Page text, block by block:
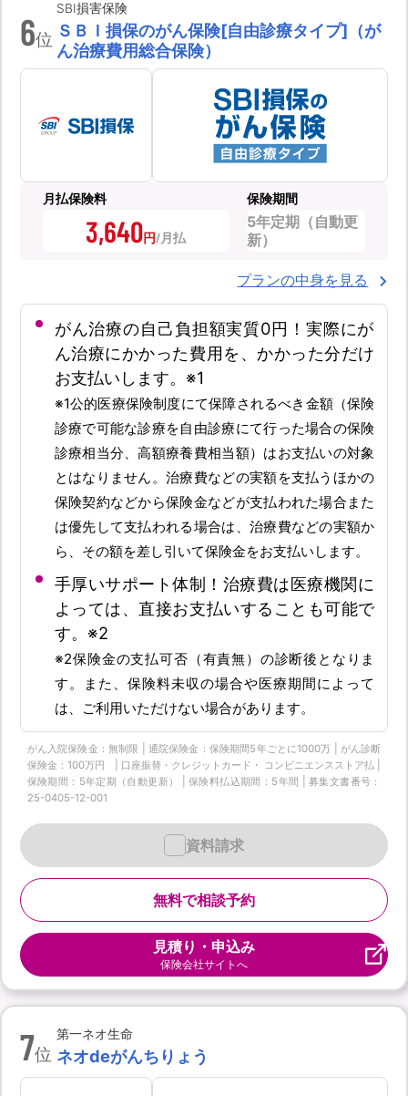
6位
SBI損害保険
ＳＢＩ損保のがん保険[自由診療タイプ]（が
ん治療費用総合保険）
月払保険料
3,640円
保険期間
5年定期（自動更
新）
プランの中身を見る
がん治療の自己負担額実質0円！実際にが
ん治療にかかった費用を、かかった分だけ
お支払いします。※1
※1公的医療保険制度にて保障されるべき金額（保険
診療で可能な診療を自由診療にて行った場合の保険
診療相当分、高額療養費相当額）はお支払いの対象
とはなりません。治療費などの実額を支払うほかの
保険契約などから保険金などが支払われた場合また
は優先して支払われる場合は、治療費などの実額か
ら、その額を差し引いて保険金をお支払いします。
手厚いサポート体制！治療費は医療機関に
よっては、直接お支払いすることも可能で
す。※2
※2保険金の支払可否（有責無）の診断後となりま
す。また、保険料未収の場合や医療期間によって
は、ご利用いただけない場合があります。
がん入院保険金：無制限 | 通院保険金：保険期間5年ごとに1000万 | がん診断
保険金：100万円 | 口座振替・クレジットカード・ コンビニエンスストア払 |
保険期間：5年定期（自動更新） | 保険料払込期間：5年間 | 募集文書番号：
25-0405-12-001
無料で相談予約
資料請求
見積り・申込み
保険会社サイトへ
7位
第一ネオ生命
ネオdeがんちりょう